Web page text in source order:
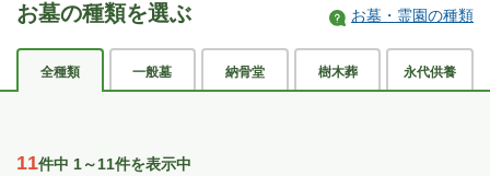
お墓の種類を選ぶ お墓・霊園の種類
全種類 一般墓 納骨堂 樹木葬 永代供養
11件中 1～11件を表示中